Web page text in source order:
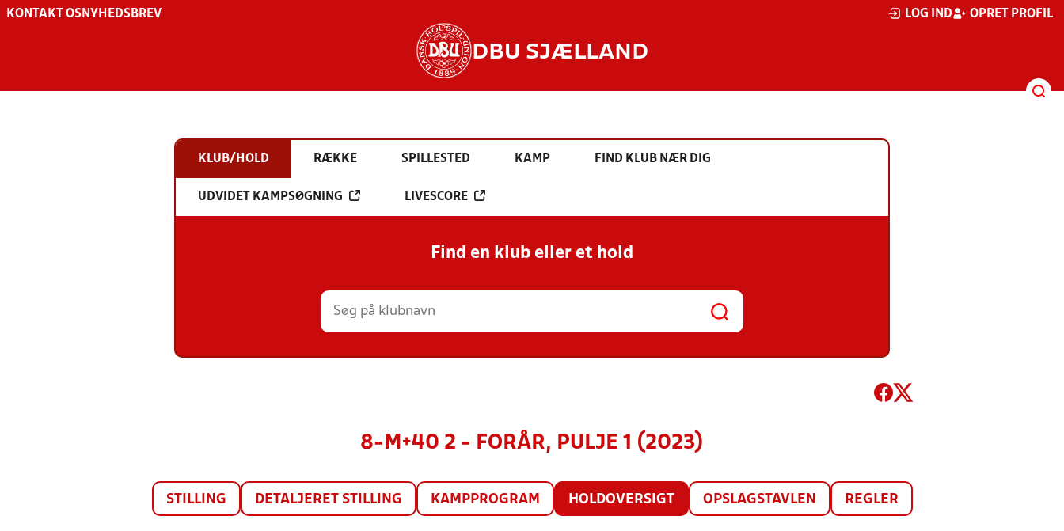
KONTAKT OS NYHEDSBREV LOG IND OPRET PROFIL
DBU SJÆLLAND
KLUB/HOLD RÆKKE SPILLESTED KAMP FIND KLUB NÆR DIG
UDVIDET KAMPSØGNING LIVESCORE
Find en klub eller et hold
8-M+40 2 - FORÅR, PULJE 1 (2023)
STILLING DETALJERET STILLING KAMPPROGRAM HOLDOVERSIGT OPSLAGSTAVLEN REGLER